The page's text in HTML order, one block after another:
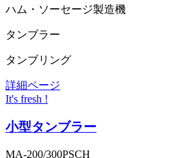
ハム・ソーセージ製造機
タンブラー
タンブリング
詳細ページ
It's fresh !
小型タンブラー
MA-200/300PSCH